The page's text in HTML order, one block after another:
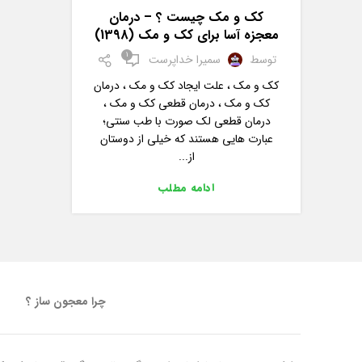
کک و مک چیست ؟ – درمان
معجزه آسا برای کک و مک (1398)
توسط سمیرا خداپرست 1
کک و مک ، علت ایجاد کک و مک ، درمان
کک و مک ، درمان قطعی کک و مک ،
درمان قطعی لک صورت با طب سنتی؛
عبارت هایی هستند که خیلی از دوستان
از...
ادامه مطلب
چرا معجون ساز ؟